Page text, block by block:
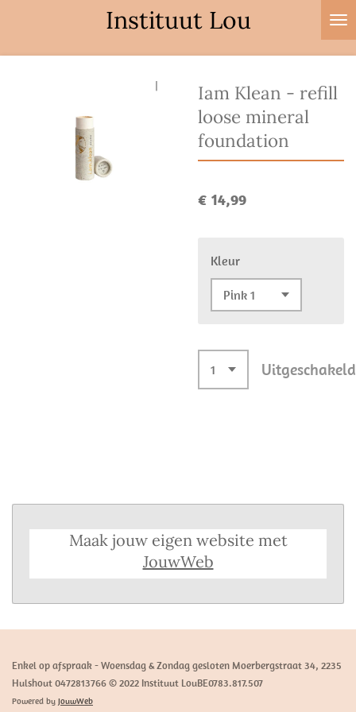
Instituut Lou
Iam Klean - refill
loose mineral
foundation
€ 14,99
Kleur
Uitgeschakeld
Maak jouw eigen website met
JouwWeb
Enkel op afspraak - Woensdag & Zondag gesloten Moerbergstraat 34, 2235
Hulshout 0472813766 © 2022 Instituut LouBE0783.817.507
Powered by JouwWeb